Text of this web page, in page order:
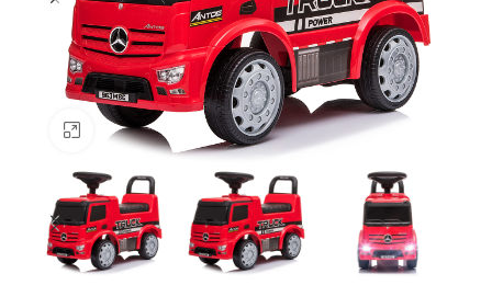
Klick zum Vergrößern